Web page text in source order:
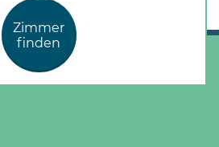
Zimmer
finden